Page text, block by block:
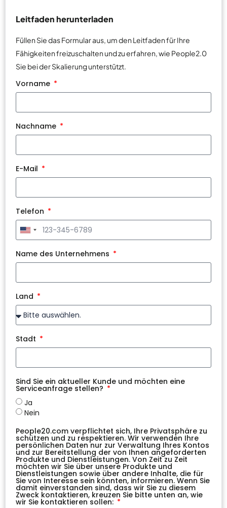
Leitfaden herunterladen
Füllen Sie das Formular aus, um den Leitfaden für Ihre
Fähigkeiten freizuschalten und zu erfahren, wie People2.0
Sie bei der Skalierung unterstützt.
Vorname
Nachname
E-Mail
Telefon
United
States
+1
Name des Unternehmens
Land
Stadt
Sind Sie ein aktueller Kunde und möchten eine
Serviceanfrage stellen?
Ja
Nein
People20.com verpflichtet sich, Ihre Privatsphäre zu
schützen und zu respektieren. Wir verwenden Ihre
persönlichen Daten nur zur Verwaltung Ihres Kontos
und zur Bereitstellung der von Ihnen angeforderten
Produkte und Dienstleistungen. Von Zeit zu Zeit
möchten wir Sie über unsere Produkte und
Dienstleistungen sowie über andere Inhalte, die für
Sie von Interesse sein könnten, informieren. Wenn Sie
damit einverstanden sind, dass wir Sie zu diesem
Zweck kontaktieren, kreuzen Sie bitte unten an, wie
wir Sie kontaktieren sollen: